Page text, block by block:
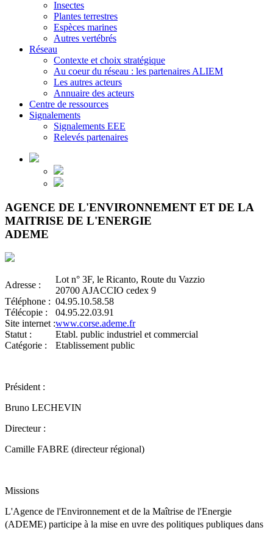
Insectes
Plantes terrestres
Espèces marines
Autres vertébrés
Réseau
Contexte et choix stratégique
Au coeur du réseau : les partenaires ALIEM
Les autres acteurs
Annuaire des acteurs
Centre de ressources
Signalements
Signalements EEE
Relevés partenaires
AGENCE DE L'ENVIRONNEMENT ET DE LA
MAITRISE DE L'ENERGIE
ADEME
Adresse :
Lot n° 3F, le Ricanto, Route du Vazzio
20700 AJACCIO cedex 9
Téléphone : 04.95.10.58.58
Télécopie :
04.95.22.03.91
Site internet :www.corse.ademe.fr
Statut :
Etabl. public industriel et commercial
Catégorie :
Etablissement public
Président :
Bruno LECHEVIN
Directeur :
Camille FABRE (directeur régional)
Missions
L'Agence de l'Environnement et de la Maîtrise de l'Energie
(ADEME) participe à la mise en uvre des politiques publiques dans